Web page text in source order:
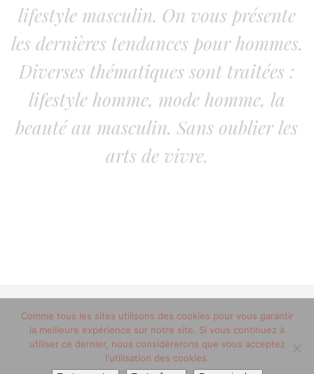
lifestyle masculin. On vous présente
les dernières tendances pour hommes.
Diverses thématiques sont traitées :
lifestyle homme, mode homme, la
beauté au masculin. Sans oublier les
arts de vivre.
© 2012-2020 copyright trucsdemec.fr - blog lifestyle
masculin/Tous droits réservés
Mentions Légales
Comme tous les sites utilisons des cookies pour vous garantir
la meilleure expérience sur notre site. Si vous continuez à
utiliser ce dernier, nous considérerons que vous acceptez
l'utilisation des cookies.